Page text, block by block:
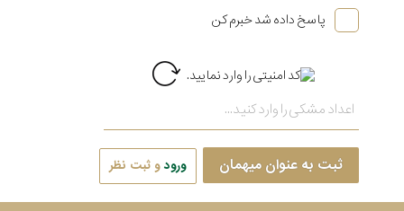
پاسخ داده شد خبرم کن
ثبت به عنوان میهمان ورودو ثبت نظر